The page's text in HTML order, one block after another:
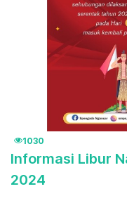
1030
Informasi Libur
2024